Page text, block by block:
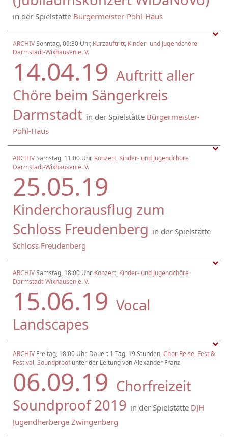
in der Spielstätte Bürgermeister-Pohl-Haus
ARCHIVSonntag, 09:30 Uhr, Kurzauftritt, Kinder- und Jugendchöre
Darmstadt-Wixhausen e. V.
14.04.19 Auftritt aller
Chöre beim Sängerkreis
Darmstadt in der Spielstätte Bürgermeister-
Pohl-Haus
ARCHIVSamstag, 11:00 Uhr, Konzert, Kinder- und Jugendchöre
Darmstadt-Wixhausen e. V.
25.05.19
Kinderchorausflug zum
Schloss Freudenberg in der Spielstätte
Schloss Freudenberg
ARCHIVSamstag, 18:00 Uhr, Konzert, Kinder- und Jugendchöre
Darmstadt-Wixhausen e. V.
15.06.19 Vocal
Landscapes
ARCHIV Freitag, 18:00 Uhr, Dauer: 1 Tag, 19 Stunden,Chor-Reise, Fest &
Festival,Soundproofunter der Leitung von Alexander Franz
06.09.19 Chorfreizeit
Soundproof 2019 in der Spielstätte DJH
Jugendherberge Zwingenberg